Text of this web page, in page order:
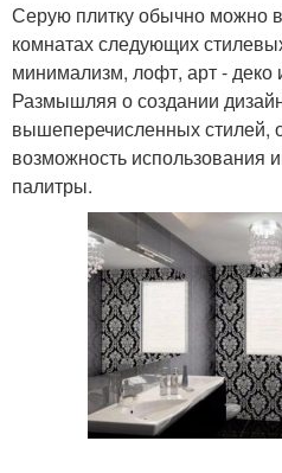
Серую плитку обычно можно
комнатах следующих
минимализм, лофт, арт - деко
Размышляя о создании
вышеперечисленных стилей,
возможность использования
палитры.